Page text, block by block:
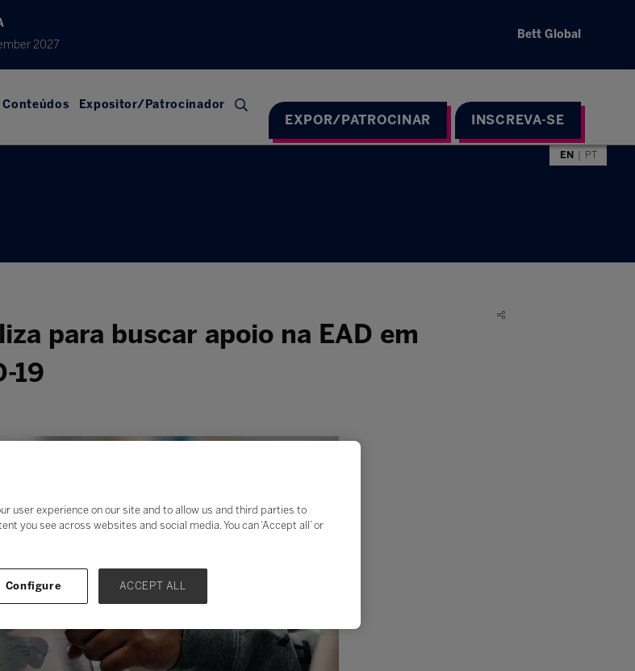
2027
Bett Global
Conteúdos Expositor/Patrocinador
EXPOR/PATROCINAR INSCREVA-SE
EN PT
para buscar apoio na EAD em
19
user experience on our site and to allow us and third parties to
you see across websites and social media. You can ‘Accept all’ or
Configure ACCEPT ALL